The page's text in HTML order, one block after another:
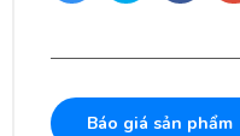
Báo giá sản phẩm